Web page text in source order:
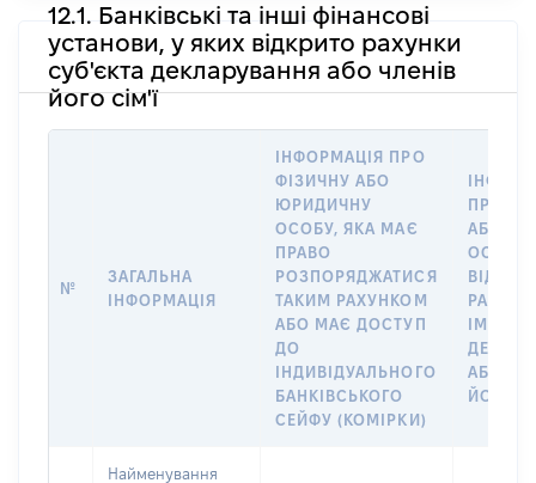
12.1. Банківські та інші фінансові
установи, у яких відкрито рахунки
суб'єкта декларування або членів
його сім'ї
№
ЗАГАЛЬНА
ІНФОРМАЦІЯ
ІНФОРМАЦІЯ ПРО
ФІЗИЧНУ АБО
ЮРИДИЧНУ
ОСОБУ, ЯКА МАЄ
ПРАВО
РОЗПОРЯДЖАТИСЯ
ТАКИМ РАХУНКОМ
АБО МАЄ ДОСТУП
ДО
ІНДИВІДУАЛЬНОГО
БАНКІВСЬКОГО
СЕЙФУ (КОМІРКИ)
ПРО
АБО
ОСОБУ,
ІМ’Я
АБО
ЙОГО
Найменування